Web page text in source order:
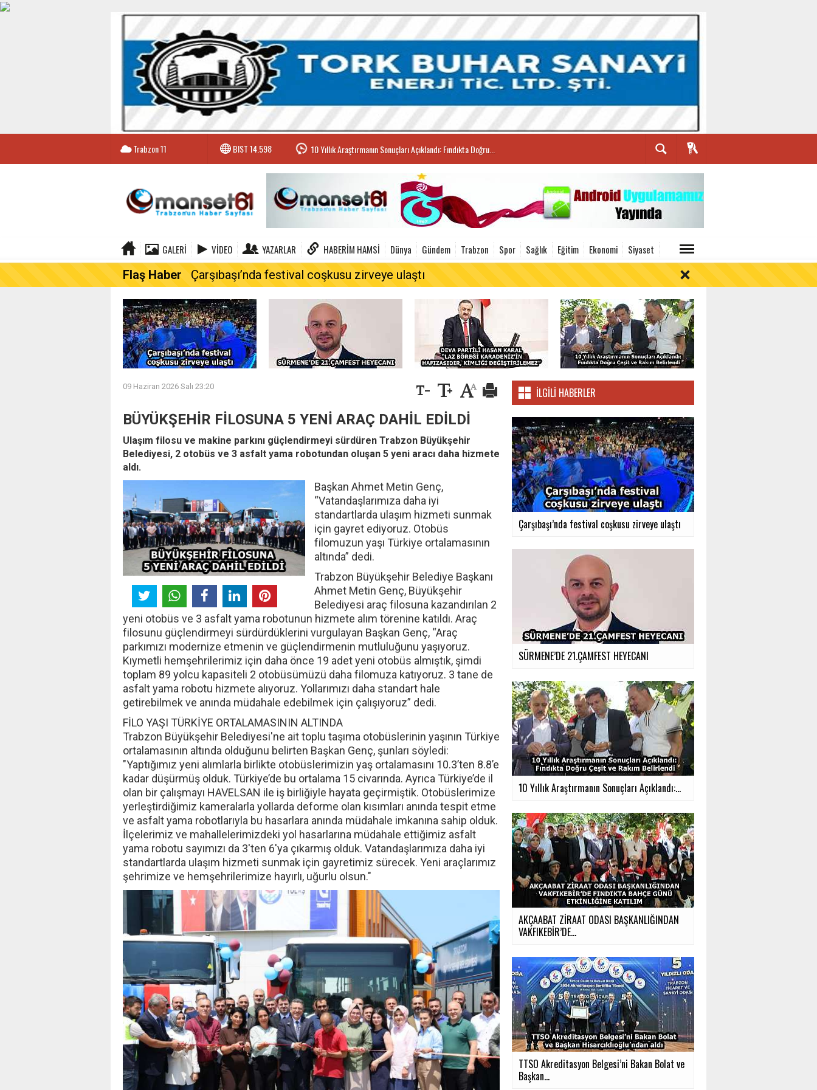
Trabzon11 BIST14.598 10 Yıllık Araştırmanın Sonuçları Açıklandı: Fındıkta Doğru...
GALERI VIDEO YAZARLAR HABERIM HAMSI Dünya Gündem Trabzon Spor Sağlık Eğitim Ekonomi Siyaset
Flaş Haber Çarşıbaşı’nda festival coşkusu zirveye ulaştı
09 Haziran 2026 Salı 23:20
BÜYÜKŞEHİR FİLOSUNA 5 YENİ ARAÇ DAHİL EDİLDİ
Ulaşım filosu ve makine parkını güçlendirmeyi sürdüren Trabzon Büyükşehir
Belediyesi, 2 otobüs ve 3 asfalt yama robotundan oluşan 5 yeni aracı daha hizmete
aldı.
Başkan Ahmet Metin Genç,
“Vatandaşlarımıza daha iyi
standartlarda ulaşım hizmeti sunmak
için gayret ediyoruz. Otobüs
filomuzun yaşı Türkiye ortalamasının
altında” dedi.
Trabzon Büyükşehir Belediye Başkanı
Ahmet Metin Genç, Büyükşehir
Belediyesi araç filosuna kazandırılan 2
yeni otobüs ve 3 asfalt yama robotunun hizmete alım törenine katıldı. Araç
filosunu güçlendirmeyi sürdürdüklerini vurgulayan Başkan Genç, “Araç
parkımızı modernize etmenin ve güçlendirmenin mutluluğunu yaşıyoruz.
Kıymetli hemşehrilerimiz için daha önce 19 adet yeni otobüs almıştık, şimdi
toplam 89 yolcu kapasiteli 2 otobüsümüzü daha filomuza katıyoruz. 3 tane de
asfalt yama robotu hizmete alıyoruz. Yollarımızı daha standart hale
getirebilmek ve anında müdahale edebilmek için çalışıyoruz” dedi.
FİLO YAŞI TÜRKİYE ORTALAMASININ ALTINDA
Trabzon Büyükşehir Belediyesi'ne ait toplu taşıma otobüslerinin yaşının Türkiye
ortalamasının altında olduğunu belirten Başkan Genç, şunları söyledi:
"Yaptığımız yeni alımlarla birlikte otobüslerimizin yaş ortalamasını 10.3’ten 8.8’e
kadar düşürmüş olduk. Türkiye’de bu ortalama 15 civarında. Ayrıca Türkiye’de il
olan bir çalışmayı HAVELSAN ile iş birliğiyle hayata geçirmiştik. Otobüslerimize
yerleştirdiğimiz kameralarla yollarda deforme olan kısımları anında tespit etme
ve asfalt yama robotlarıyla bu hasarlara anında müdahale imkanına sahip olduk.
İlçelerimiz ve mahallelerimizdeki yol hasarlarına müdahale ettiğimiz asfalt
yama robotu sayımızı da 3'ten 6'ya çıkarmış olduk. Vatandaşlarımıza daha iyi
standartlarda ulaşım hizmeti sunmak için gayretimiz sürecek. Yeni araçlarımız
şehrimize ve hemşehrilerimize hayırlı, uğurlu olsun."
İLGILI HABERLER
Çarşıbaşı’nda festival coşkusu zirveye ulaştı
SÜRMENE’DE 21.ÇAMFEST HEYECANI
10 Yıllık Araştırmanın Sonuçları Açıklandı:...
AKÇAABAT ZİRAAT ODASI BAŞKANLIĞINDAN
VAKFIKEBİR’DE...
TTSO Akreditasyon Belgesi’ni Bakan Bolat ve
Başkan...